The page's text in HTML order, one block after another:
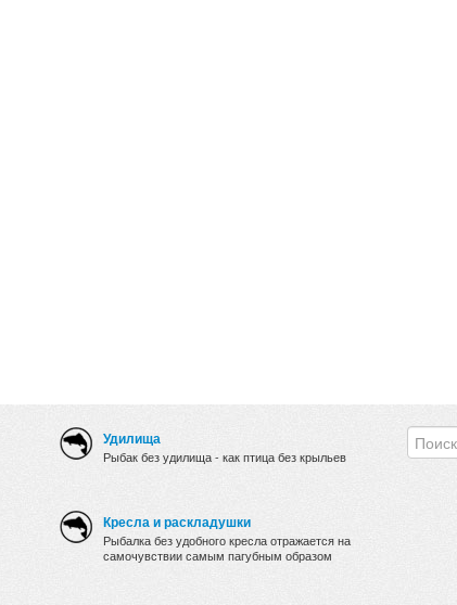
Удилища
Рыбак без удилища - как птица без крыльев
Кресла и раскладушки
Рыбалка без удобного кресла отражается на
самочувствии самым пагубным образом